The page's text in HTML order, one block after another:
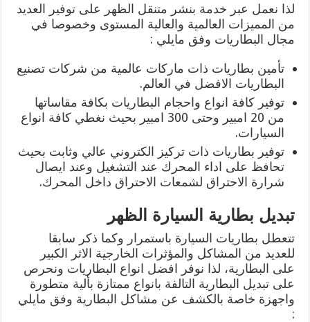
لذا نعمل عبر خدمة بنشر متنقل الظهر على توفير العديد
من المميزات العالمية والعالية المستوى وخصوصا في
مجال البطاريات وفق مايلي :
تأمين بطاريات ذات ماركات عالمية من شركات تصنيع
البطاريات الافضل في العالم.
توفير كافة انواع واحجام البطاريات بكافة مقاساتها
من 20 امبير وحتى 300 امبير بحيث نغطي كافة انواع
السيارات.
توفير بطاريات ذات تركيز الكتروني عالي وثابت بحيث
تحافظ على اداء المحرك عند التشغيل وعند ايصال
شرارة الاحتراق لشمعات الاحتراق داخل المحرك.
تبديل بطارية السيارة الظهر
تتعطل بطاريات السيارة باستمرار وكما ذكر سابقا
للعديد من المشاكل والمؤثرات الخارجية الاثر الكبير
على البطارية، لذا نوفر افضل انواع البطاريات ونحرص
على تبديل البطارية التالفة بانواع ممتازة بألية متطورة
واجهزة خاصة بالكشف عن مشاكل البطارية وفق مايلي
: